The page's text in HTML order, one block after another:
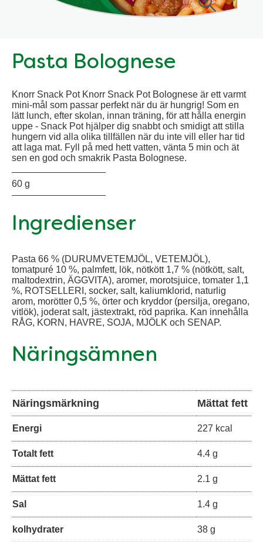
Pasta Bolognese
Knorr Snack Pot Knorr Snack Pot Bolognese är ett varmt
mini-mål som passar perfekt när du är hungrig! Som en
lätt lunch, efter skolan, innan träning, för att hålla energin
uppe - Snack Pot hjälper dig snabbt och smidigt att stilla
hungern vid alla olika tillfällen när du inte vill eller har tid
att laga mat. Fyll på med hett vatten, vänta 5 min och ät
sen en god och smakrik Pasta Bolognese.
60 g
Ingredienser
Pasta 66 % (DURUMVETEMJÖL, VETEMJÖL),
tomatpuré 10 %, palmfett, lök, nötkött 1,7 % (nötkött, salt,
maltodextrin, ÄGGVITA), aromer, morotsjuice, tomater 1,1
%, ROTSELLERI, socker, salt, kaliumklorid, naturlig
arom, morötter 0,5 %, örter och kryddor (persilja, oregano,
vitlök), joderat salt, jästextrakt, röd paprika. Kan innehålla
RÅG, KORN, HAVRE, SOJA, MJÖLK och SENAP.
Näringsämnen
Näringsmärkning Mättat fett
Energi 227 kcal
Totalt fett 4.4 g
Mättat fett 2.1 g
Sal 1.4 g
kolhydrater 38 g